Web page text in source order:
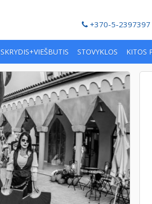
+370-5-2397397
SKRYDIS+VIEŠBUTIS STOVYKLOS KITOS